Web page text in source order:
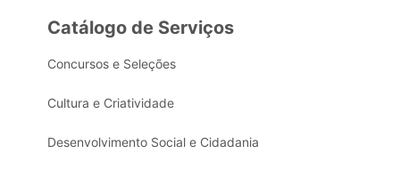
Catálogo de Serviços
Concursos e Seleções
Cultura e Criatividade
Desenvolvimento Social e Cidadania